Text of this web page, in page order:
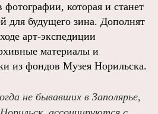
фотографии, которая и станет
для будущего зина. Дополнят
арт-экспедиции
материалы и
из фондов Музея Норильска.
не бывавших в Заполярье,